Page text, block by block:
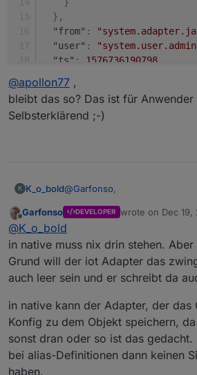
} ,
"from" :
"user" :
"ts" : 1576736190798
"acl"
"object" : 1638 ,
"owner":
"alexa":
"switch"
@apollon77 ,
bleibt das so? Das ist für
Selbsterklärend ;-)
K K_o_bold@Garfonso
das muss man auch erst mal
beschreibe ich mit einem
Ich habe es mal angelegt und
auch im IoT Adapter und Alexa
Nachfolgend jetzt mal
dem Native. Habe ich es so
{
  "type": "state",
  "common": {
"name":
    "role": "switch",
    "read": true,
    "write": true,
    "smartName": {
"de":
@apollon77,
bleibt das so? Das ist für
Offline
Garfonso DEVELOPER wrote on Dec 19,
last edited by
@K_o_bold
in native muss nix drin stehen.
Grund will der iot Adapter das
auch leer sein und er schreibt da
in native kann der Adapter, der das
Konfig zu dem Objekt speichern,
sonst dran oder so ist das gedacht.
bei alias-Definitionen dann keinen
haben.